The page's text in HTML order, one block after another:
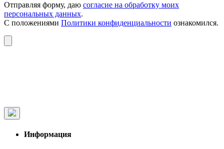
Отправляя форму, даю согласие на обработку моих
персональных данных.
С положениями Политики конфиденциальности ознакомился.
Информация